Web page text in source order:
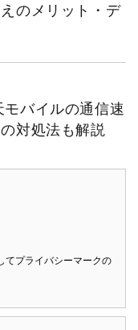
のメリット・デ
モバイルの通信速
対処法も解説
てプライバシーマークの